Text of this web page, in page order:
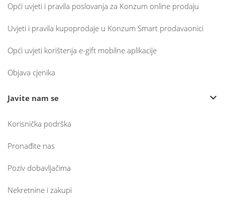
Opći uvjeti i pravila poslovanja za Konzum online prodaju
Uvjeti i pravila kupoprodaje u Konzum Smart prodavaonici
Opći uvjeti korištenja e-gift mobilne aplikacije
Objava cjenika
Javite nam se
Korisnička podrška
Pronađite nas
Poziv dobavljačima
Nekretnine i zakupi